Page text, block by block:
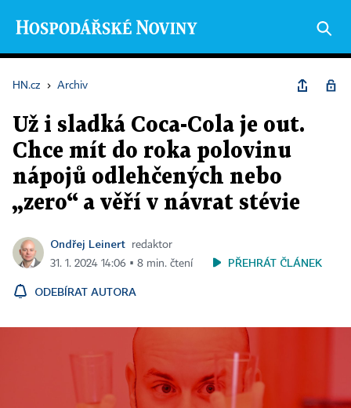
HN.cz › Archiv
Už i sladká Coca-Cola je out.
Chce mít do roka polovinu
nápojů odlehčených nebo
„zero“ a věří v návrat stévie
Ondřej Leinert
redaktor
31. 1. 2024 14:06 ▪ 8 min. čtení
PŘEHRÁT ČLÁNEK
ODEBÍRAT AUTORA